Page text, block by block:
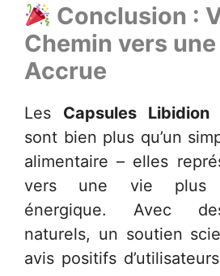
Conclusion :
Chemin vers
Accrue
Les Capsules Libidion
sont bien plus qu’un
alimentaire – elles
vers une vie plus
énergique. Avec
naturels, un soutien
avis positifs